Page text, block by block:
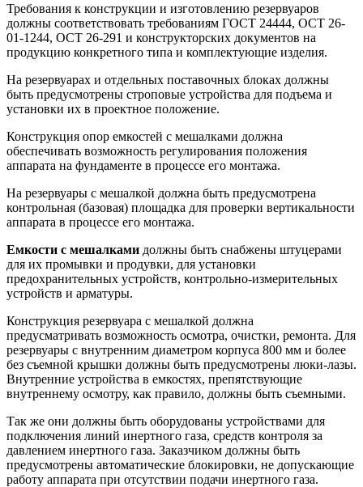
Требования к конструкции и изготовлению резервуаров
должны соответствовать требованиям ГОСТ 24444, ОСТ 26-
01-1244, ОСТ 26-291 и конструкторских документов на
продукцию конкретного типа и комплектующие изделия.
На резервуарах и отдельных поставочных блоках должны
быть предусмотрены строповые устройства для подъема и
установки их в проектное положение.
Конструкция опор емкостей с мешалками должна
обеспечивать возможность регулирования положения
аппарата на фундаменте в процессе его монтажа.
На резервуары с мешалкой должна быть предусмотрена
контрольная (базовая) площадка для проверки вертикальности
аппарата в процессе его монтажа.
Емкости с мешалками должны быть снабжены штуцерами
для их промывки и продувки, для установки
предохранительных устройств, контрольно-измерительных
устройств и арматуры.
Конструкция резервуара с мешалкой должна
предусматривать возможность осмотра, очистки, ремонта. Для
резервуары с внутренним диаметром корпуса 800 мм и более
без съемной крышки должны быть предусмотрены люки-лазы.
Внутренние устройства в емкостях, препятствующие
внутреннему осмотру, как правило, должны быть съемными.
Так же они должны быть оборудованы устройствами для
подключения линий инертного газа, средств контроля за
давлением инертного газа. Заказчиком должны быть
предусмотрены автоматические блокировки, не допускающие
работу аппарата при отсутствии подачи инертного газа.